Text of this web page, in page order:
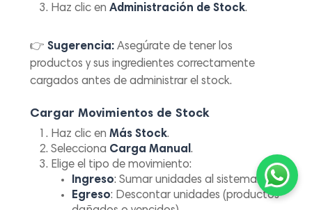
Haz clic enAdministración de Stock.
👉Sugerencia: Asegúrate de tener los
productos y sus ingredientes correctamente
cargados antes de administrar el stock.
Cargar Movimientos de Stock
Haz clic enMás Stock.
Selecciona Carga Manual.
Elige el tipo de movimiento:
Ingreso: Sumar unidades al sistema.
Egreso: Descontar unidades (productos